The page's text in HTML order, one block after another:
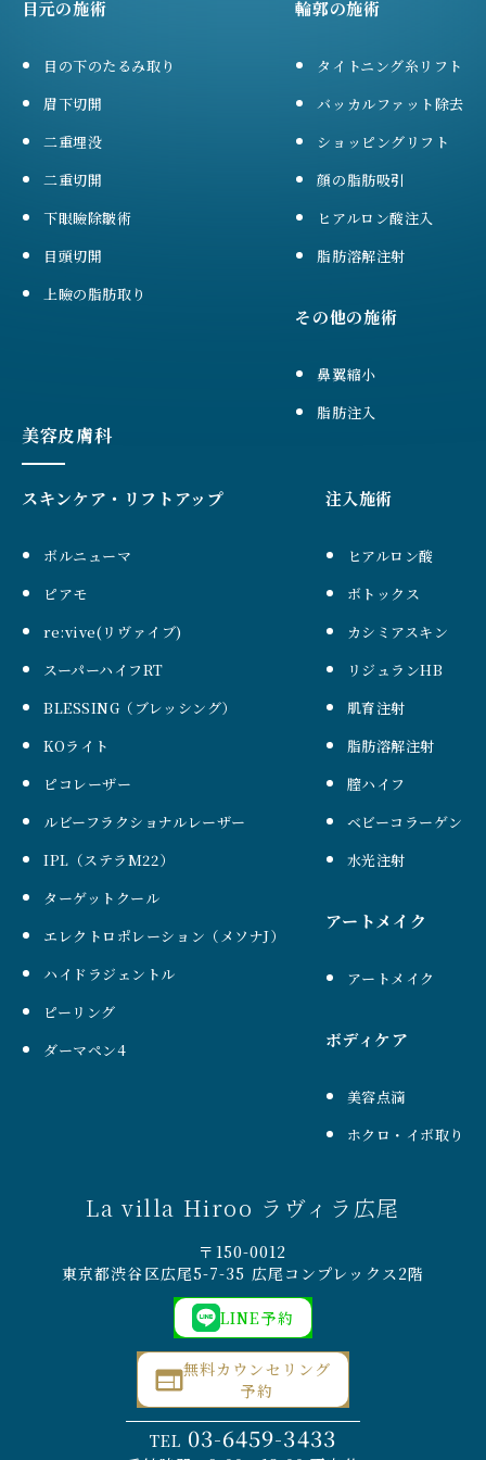
目元の施術
目の下のたるみ取り
眉下切開
二重埋没
二重切開
下眼瞼除皺術
目頭切開
上瞼の脂肪取り
輪郭の施術
タイトニング糸リフト
バッカルファット除去
ショッピングリフト
顔の脂肪吸引
ヒアルロン酸注入
脂肪溶解注射
その他の施術
鼻翼縮小
脂肪注入
美容皮膚科
スキンケア・リフトアップ
ボルニューマ
ピアモ
re:vive(リヴァイブ)
スーパーハイフRT
BLESSING（ブレッシング）
KOライト
ピコレーザー
ルビーフラクショナルレーザー
IPL（ステラM22）
ターゲットクール
エレクトロポレーション（メソナJ）
ハイドラジェントル
ピーリング
ダーマペン4
注入施術
ヒアルロン酸
ボトックス
カシミアスキン
リジュランHB
肌育注射
脂肪溶解注射
膣ハイフ
ベビーコラーゲン
水光注射
アートメイク
アートメイク
ボディケア
美容点滴
ホクロ・イボ取り
La villa Hiroo ラヴィラ広尾
〒150-0012
東京都渋谷区広尾5-7-35 広尾コンプレックス2階
LINE予約
無料カウンセリング
予約
TEL 03-6459-3433